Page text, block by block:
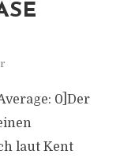
0]Der
laut Kent